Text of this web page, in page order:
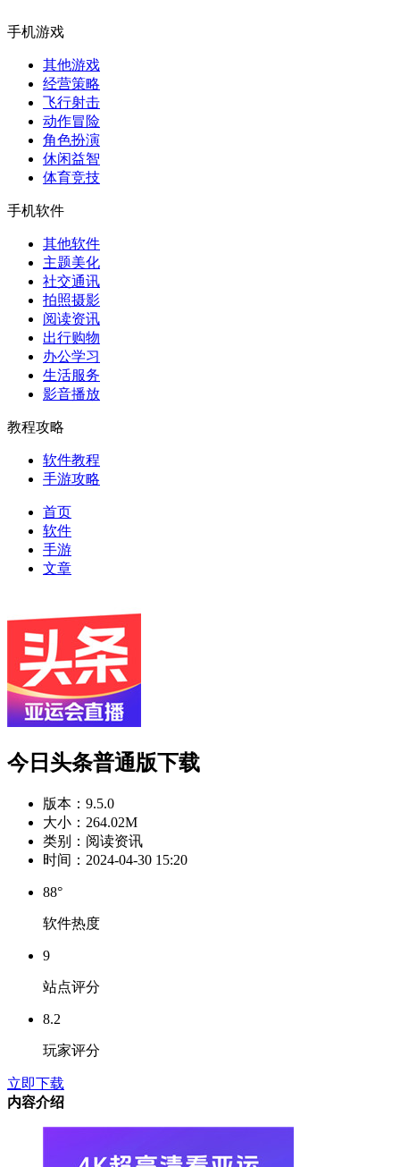
手机游戏
其他游戏
经营策略
飞行射击
动作冒险
角色扮演
休闲益智
体育竞技
手机软件
其他软件
主题美化
社交通讯
拍照摄影
阅读资讯
出行购物
办公学习
生活服务
影音播放
教程攻略
软件教程
手游攻略
首页
软件
手游
文章
今日头条普通版下载
版本： 9.5.0
大小： 264.02M
类别： 阅读资讯
时间： 2024-04-30 15:20
88°
软件热度
9
站点评分
8.2
玩家评分
立即下载
内容介绍